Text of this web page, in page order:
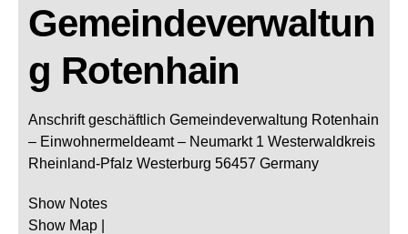
Gemeindeverwaltun
g Rotenhain
Anschrift geschäftlich Gemeindeverwaltung Rotenhain
– Einwohnermeldeamt – Neumarkt 1 Westerwaldkreis
Rheinland-Pfalz Westerburg 56457 Germany
Show Notes
Show Map